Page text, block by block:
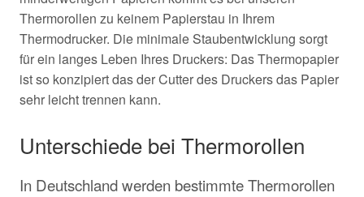
Thermorollen zu keinem Papierstau in Ihrem
Thermodrucker. Die minimale Staubentwicklung sorgt
für ein langes Leben Ihres Druckers: Das Thermopapier
ist so konzipiert das der Cutter des Druckers das Papier
sehr leicht trennen kann.
Unterschiede bei Thermorollen
In Deutschland werden bestimmte Thermorollen